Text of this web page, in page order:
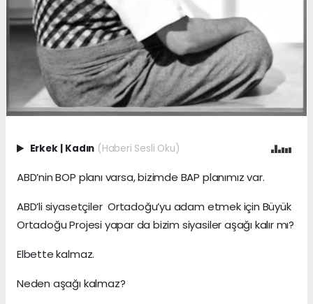
Erkek | Kadın (Haberi Sesli Oku)
ABD’nin BOP planı varsa, bizimde BAP planımız var.
ABD’li siyasetçiler Ortadoğu’yu adam etmek için Büyük
Ortadoğu Projesi yapar da bizim siyasiler aşağı kalır mı?
Elbette kalmaz.
Neden aşağı kalmaz?